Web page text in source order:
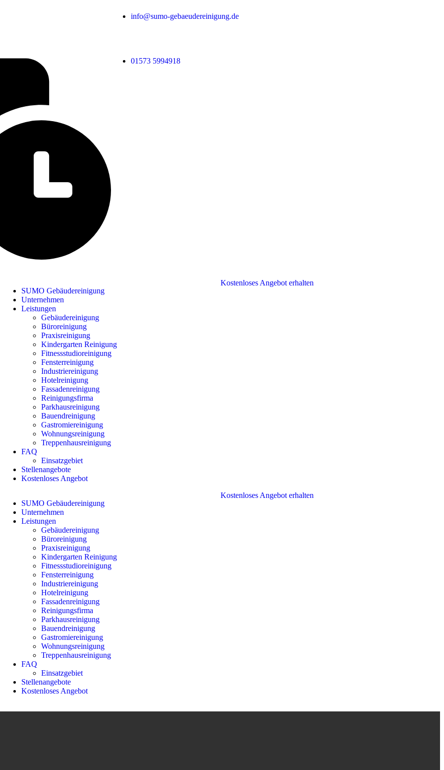
info@sumo-gebaeudereinigung.de
01573 5994918
SUMO Gebäudereinigung
Unternehmen
Leistungen
Gebäudereinigung
Büroreinigung
Praxisreinigung
Kindergarten Reinigung
Fitnessstudioreinigung
Fensterreinigung
Industriereinigung
Hotelreinigung
Fassadenreinigung
Reinigungsfirma
Parkhausreinigung
Bauendreinigung
Gastromiereinigung
Wohnungsreinigung
Treppenhausreinigung
FAQ
Einsatzgebiet
Stellenangebote
Kostenloses Angebot
Kostenloses Angebot erhalten
SUMO Gebäudereinigung
Unternehmen
Leistungen
Gebäudereinigung
Büroreinigung
Praxisreinigung
Kindergarten Reinigung
Fitnessstudioreinigung
Fensterreinigung
Industriereinigung
Hotelreinigung
Fassadenreinigung
Reinigungsfirma
Parkhausreinigung
Bauendreinigung
Gastromiereinigung
Wohnungsreinigung
Treppenhausreinigung
FAQ
Einsatzgebiet
Stellenangebote
Kostenloses Angebot
Kostenloses Angebot erhalten